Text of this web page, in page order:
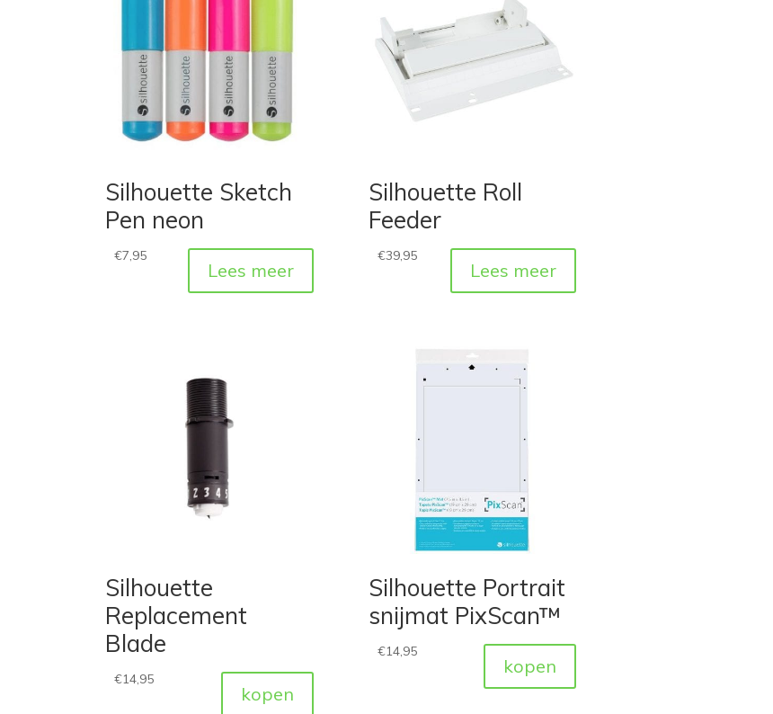
Silhouette Sketch
Pen neon
€7,95
Lees meer
Silhouette Roll
Feeder
€39,95
Lees meer
Silhouette
Replacement
Blade
€14,95
kopen
Silhouette Portrait
snijmat PixScan™
€14,95
kopen